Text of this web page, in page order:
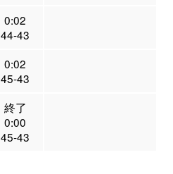
0:02
44-43
0:02
45-43
終了
0:00
45-43